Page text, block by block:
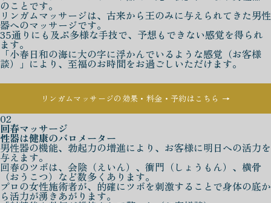
のことです。
リンガムマッサージは、古来から王のみに与えられてきた男性
器へのマッサージです。
35通りにも及ぶ多様な手技で、予想もできない感覚を得られ
ます。
「小春日和の海に大の字に浮かんでいるような感覚（お客様
談）」により、至福のお時間をお過ごしいただけます。
リンガムマッサージの効果・料金・予約はこちら →
02
回春マッサージ
性器は健康のバロメーター
男性器の機能、勃起力の増進により、お客様に明日への活力を
与えます。
回春のツボは、会陰（えいん）、衝門（しょうもん）、横骨
（おうこつ）など数多くあります。
プロの女性施術者が、的確にツボを刺激することで身体の底か
ら活力が湧きあがります。